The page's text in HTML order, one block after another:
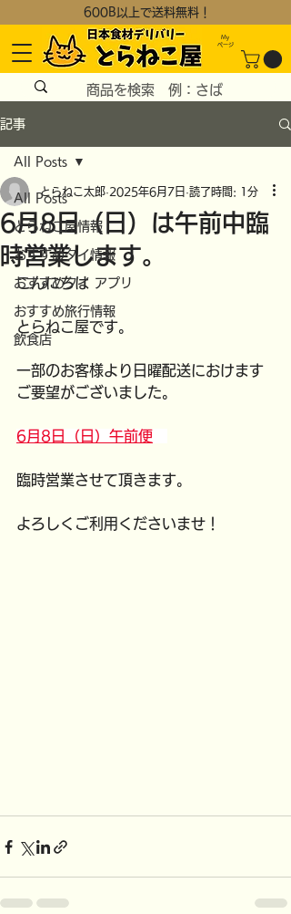
600B以上で送料無料！
My
​ページ
記事
All Posts
とらねこ屋情報
おすすめタイ情報
おすすめタイ アプリ
おすすめ旅行情報
飲食店
All Posts
6月8日（日）は午前中臨
時営業します。
とらねこ太郎 2025年6月7日 読了時間: 1分
こんにちは
とらねこ屋です。
一部のお客様より日曜配送におけます
ご要望がございました。
6月8日（日）午前便
臨時営業させて頂きます。
よろしくご利用くださいませ！